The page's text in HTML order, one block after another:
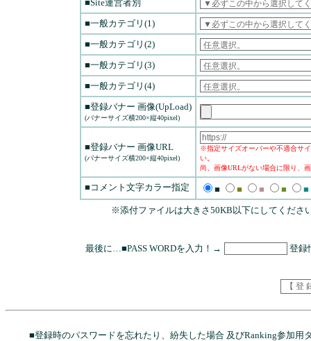
■Site運営者別
■一般カテゴリ(1)
■一般カテゴリ(2)
■一般カテゴリ(3)
■一般カテゴリ(4)
■登録バナー 画像(UpLoad)
(バナーサイズ横200×縦40pixel)
■登録バナー 画像URL
(バナーサイズ横200×縦40pixel)
※指定サイズオーバーや不適合サ
い。
尚、画像URLがない場合に限り、
■コメント文字カラー指定 ■ ■ ■ ■
■
※添付ファイルは大きさ50KB以下にしてくださ
最後に…■PASS WORDを入力！→ 登録
■登録時のパスワードを忘れたり、紛失した場合 及びRanking参加